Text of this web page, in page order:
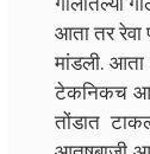
आता तर रेवा
मांडली.
टेकनिकच
तोंडात